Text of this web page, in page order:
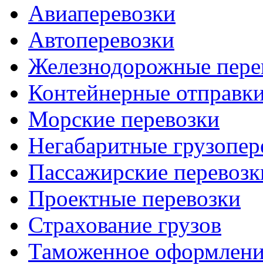
Авиаперевозки
Автоперевозки
Железнодорожные
Контейнерные
Морские перевозки
Негабаритные
Пассажирские
Проектные перевозки
Страхование грузов
Таможенное